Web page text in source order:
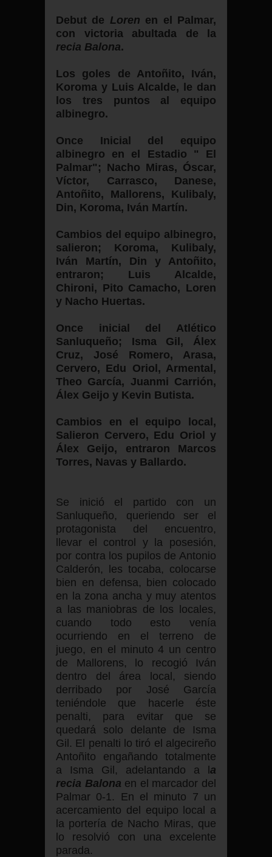
Debut de Loren en el Palmar,
con victoria abultada de la
recia Balona.
Los goles de Antoñito, Iván,
Koroma y Luis Alcalde, le dan
los tres puntos al equipo
albinegro.
Once Inicial del equipo
albinegro en el Estadio " El
Palmar"; Nacho Miras, Óscar,
Víctor, Carrasco, Danese,
Antoñito, Mallorens, Kulibaly,
Din, Koroma, Iván Martín.
Cambios del equipo albinegro,
salieron; Koroma, Kulibaly,
Iván Martín, Din y Antoñito,
entraron; Luis Alcalde,
Chironi, Pito Camacho, Loren
y Nacho Huertas.
Once inicial del Atlético
Sanluqueño; Isma Gil, Álex
Cruz, José Romero, Arasa,
Cervero, Edu Oriol, Armental,
Theo García, Juanmi Carrión,
Álex Geijo y Kevin Butista.
Cambios en el equipo local,
Salieron Cervero, Edu Oriol y
Álex Geijo, entraron Marcos
Torres, Navas y Ballardo.
Se inició el partido con un
Sanluqueño, queriendo ser el
protagonista del encuentro,
llevar el control y la posesión,
por contra los pupilos de Antonio
Calderón, les tocaba, colocarse
bien en defensa, bien colocado
en la zona ancha y muy atentos
a las maniobras de los locales,
cuando todo esto venía
ocurriendo en el terreno de
juego, en el minuto 4 un centro
de Mallorens, lo recogió Iván
dentro del área local, siendo
derribado por José García
teniéndole que hacerle éste
penalti, para evitar que se
quedará solo delante de Isma
Gil. El penalti lo tiró el algecireño
Antoñito engañando totalmente
a Isma Gil, adelantando a la
recia Balona en el marcador del
Palmar 0-1. En el minuto 7 un
acercamiento del equipo local a
la portería de Nacho Miras, que
lo resolvió con una excelente
parada.